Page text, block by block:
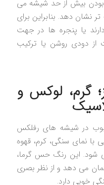
بودن بیش از حد شیشه می
نشان دهد. بنابراین برای
یا پنجره ها در جهت
از دودی روشن یا ترکیب
گرم، لوکس و
در شیشه های رفلکس
با نمای سنگی، کرم، قهوه
شود. این رنگ حس گرما،
می دهد و از نظر بصری
خوبی دارد.